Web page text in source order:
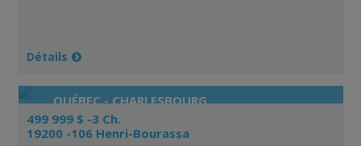
Détails
QUÉBEC - CHARLESBOURG
499 999 $ -3 Ch.
19200 -106 Henri-Bourassa